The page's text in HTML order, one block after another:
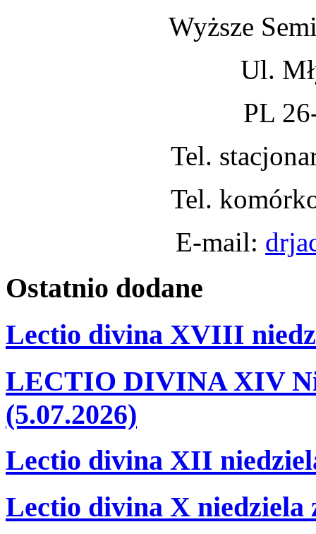
Wyższe
Ul.
PL
Tel.
Tel.
E-mail:
Ostatnio dodane
Lectio divina XVIII
LECTIO DIVINA XIV
(5.07.2026)
Lectio divina XII
Lectio divina X niedziela